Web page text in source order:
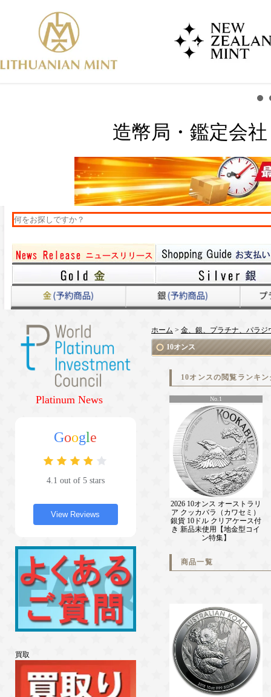
造幣局・鑑定会
Platinum News
Google
4.1 out of 5 stars
View Reviews
買取
ホーム > 金、銀、プラチナ、パラジ
10オンス
10オンスの閲覧ランキン
No.1
2026 10オンス オーストラリ
ア クッカバラ（カワセミ）
銀貨 10ドル クリアケース付
き 新品未使用【地金型コイ
ン特集】
商品一覧